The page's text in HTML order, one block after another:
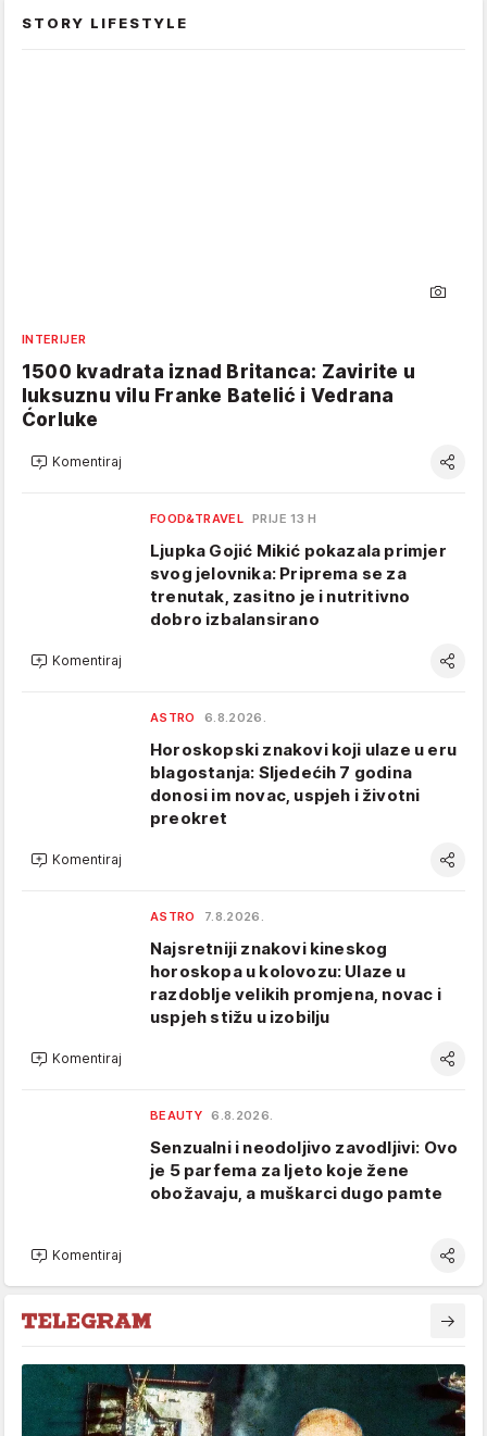
STORY LIFESTYLE
INTERIJER
1500 kvadrata iznad Britanca: Zavirite u
luksuznu vilu Franke Batelić i Vedrana
Ćorluke
Komentiraj
FOOD&TRAVEL PRIJE 13 H
Ljupka Gojić Mikić pokazala primjer
svog jelovnika: Priprema se za
trenutak, zasitno je i nutritivno
dobro izbalansirano
Komentiraj
ASTRO 6.8.2026.
Horoskopski znakovi koji ulaze u eru
blagostanja: Sljedećih 7 godina
donosi im novac, uspjeh i životni
preokret
Komentiraj
ASTRO 7.8.2026.
Najsretniji znakovi kineskog
horoskopa u kolovozu: Ulaze u
razdoblje velikih promjena, novac i
uspjeh stižu u izobilju
Komentiraj
BEAUTY 6.8.2026.
Senzualni i neodoljivo zavodljivi: Ovo
je 5 parfema za ljeto koje žene
obožavaju, a muškarci dugo pamte
Komentiraj